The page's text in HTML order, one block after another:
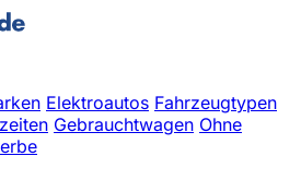
Elektroautos Fahrzeugtypen
Gebrauchtwagen Ohne